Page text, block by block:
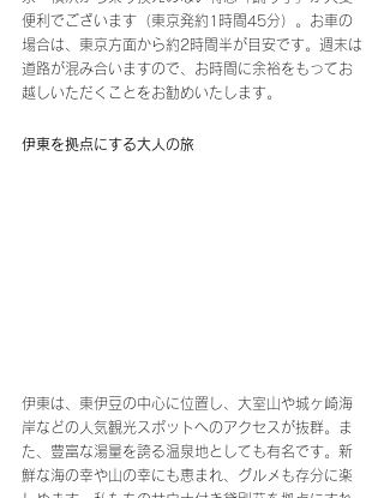
便利でございます（東京発約1時間45分）。お車の
場合は、東京方面から約2時間半が目安です。週末は
道路が混み合いますので、お時間に余裕をもってお
越しいただくことをお勧めいたします。
伊東を拠点にする大人の旅
伊東は、東伊豆の中心に位置し、大室山や城ヶ崎海
岸などの人気観光スポットへのアクセスが抜群。ま
た、豊富な湯量を誇る温泉地としても有名です。新
鮮な海の幸や山の幸にも恵まれ、グルメも存分に楽